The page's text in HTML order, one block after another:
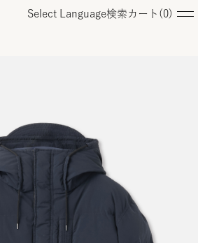
Select Language検索 カート( 0)